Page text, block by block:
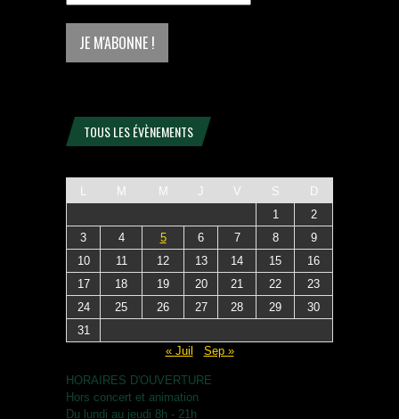
TOUS LES ÉVÈNEMENTS
L M M J V S
D
1
2
3
4 5 6 7 8
9
10
11 12 13 14 15
16
17
18 19 20 21 22
23
24
25 26 27 28 29
30
31
« Juil
Sep »
HORAIRES D'OUVERTURE
Hors concert et animation
Du lundi au jeudi 8h - 21h